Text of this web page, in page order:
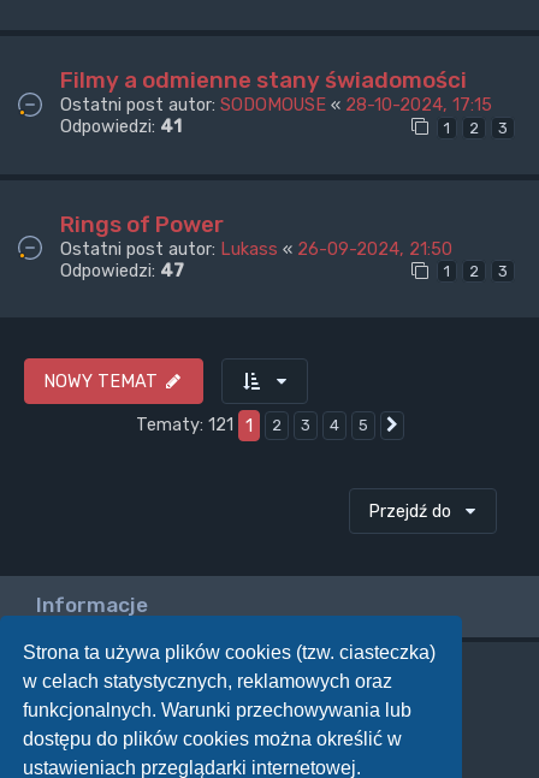
Strona ta używa plików cookies (tzw. ciasteczka)
w celach statystycznych, reklamowych oraz
funkcjonalnych. Warunki przechowywania lub
dostępu do plików cookies można określić w
ustawieniach przeglądarki internetowej.
Filmy a odmienne stany świadomości
Ostatni post autor: SODOMOUSE « 28-10-2024, 17:15
Odpowiedzi: 41 1 2 3
Rings of Power
Ostatni post autor: Lukass « 26-09-2024, 21:50
Odpowiedzi: 47 1 2 3
NOWY TEMAT
Tematy: 121
1 2 3 4 5
Przejdź do
Informacje
Twoje uprawnienia na tym forum
Nie możesztworzyć nowych tematów
Nie możeszodpowiadać w tematach
Nie możesz zmieniać swoich postów